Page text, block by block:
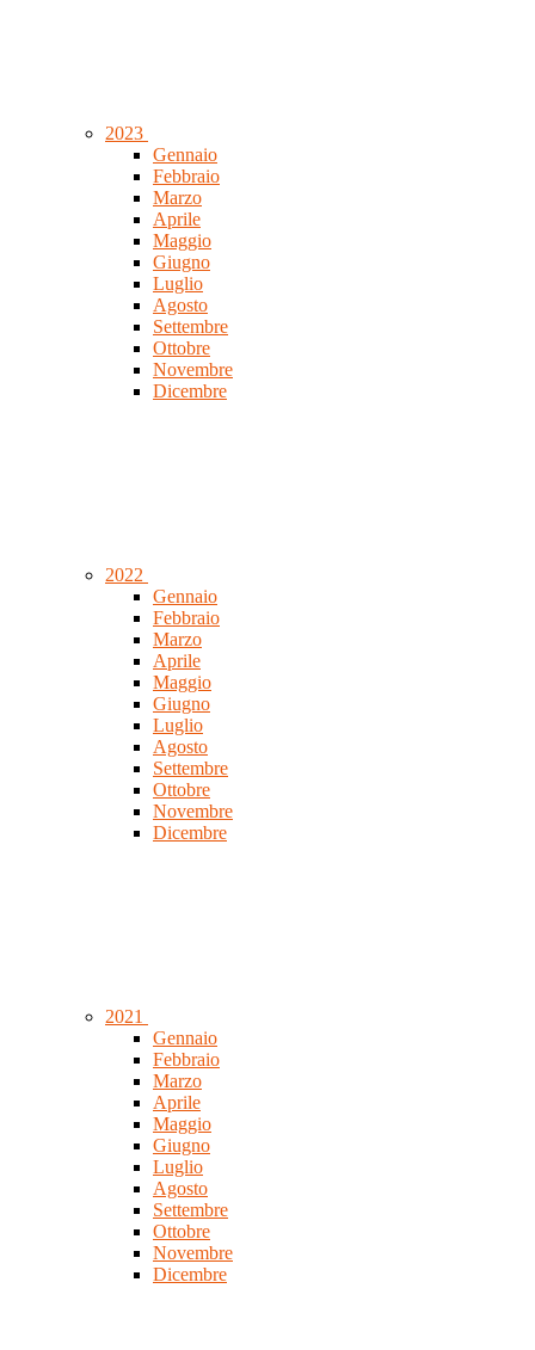
2023
Gennaio
Febbraio
Marzo
Aprile
Maggio
Giugno
Luglio
Agosto
Settembre
Ottobre
Novembre
Dicembre
2022
Gennaio
Febbraio
Marzo
Aprile
Maggio
Giugno
Luglio
Agosto
Settembre
Ottobre
Novembre
Dicembre
2021
Gennaio
Febbraio
Marzo
Aprile
Maggio
Giugno
Luglio
Agosto
Settembre
Ottobre
Novembre
Dicembre